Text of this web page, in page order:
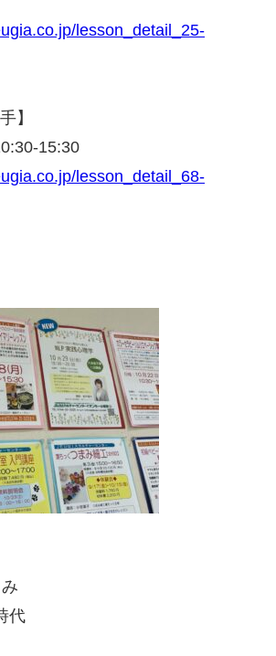
l esson_detail_25-
】
15:30
l esson_detail_68-
代